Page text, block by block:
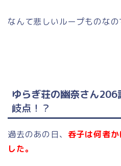
なんて悲しいループものなの
ゆらぎ荘の幽奈さん206
岐点！？
過去のあの日、 呑子は何者
した。